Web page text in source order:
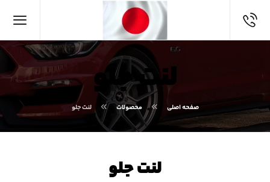
لنت جلو
صفحه اصلی محصولات لنت جلو
لنت جلو